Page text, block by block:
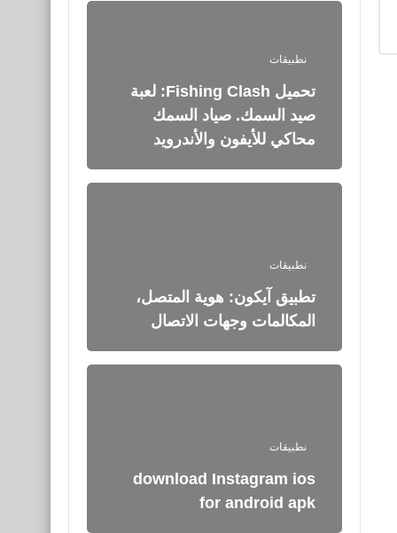
نطبيقات
تحميل Fishing Clash: لعبة
صيد السمك. صياد السمك
محاكي للأيفون والأندرويد
نطبيقات
تطبيق آيكون: هوية المتصل،
المكالمات وجهات الاتصال
نطبيقات
download Instagram ios
for android apk